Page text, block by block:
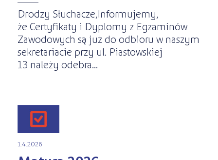
Drodzy Słuchacze,Informujemy,
że Certyfikaty i Dyplomy z Egzaminów
Zawodowych są już do odbioru w naszym
sekretariacie przy ul. Piastowskiej
13 należy odebra...
1.4.2026